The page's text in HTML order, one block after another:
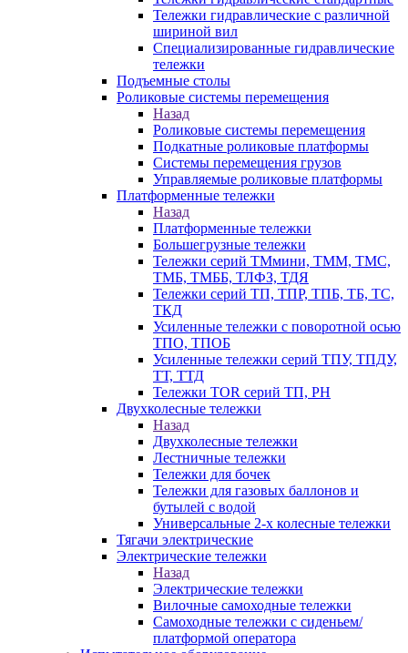
Тележки гидравлические с различной
шириной вил
Специализированные гидравлические
тележки
Подъемные столы
Роликовые системы перемещения
Назад
Роликовые системы перемещения
Подкатные роликовые платформы
Системы перемещения грузов
Управляемые роликовые платформы
Платформенные тележки
Назад
Платформенные тележки
Большегрузные тележки
Тележки серий ТМмини, ТММ, ТМС,
ТМБ, ТМББ, ТЛФЗ, ТДЯ
Тележки серий ТП, ТПР, ТПБ, ТБ, ТС,
ТКД
Усиленные тележки с поворотной осью
ТПО, ТПОБ
Усиленные тележки серий ТПУ, ТПДУ,
ТТ, ТТД
Тележки TOR серий ТП, PH
Двухколесные тележки
Назад
Двухколесные тележки
Лестничные тележки
Тележки для бочек
Тележки для газовых баллонов и
бутылей с водой
Универсальные 2-х колесные тележки
Тягачи электрические
Электрические тележки
Назад
Электрические тележки
Вилочные самоходные тележки
Самоходные тележки с сиденьем/
платформой оператора